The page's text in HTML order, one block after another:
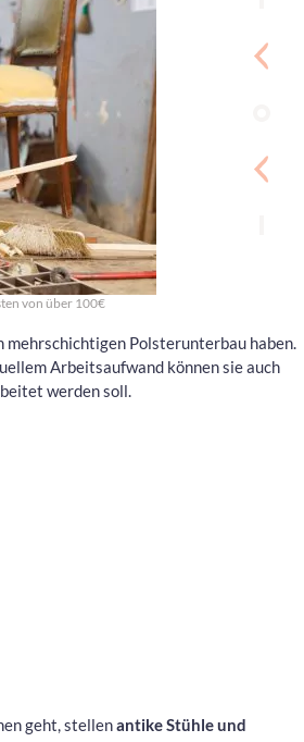
von über 100€
mehrschichtigen Polsterunterbau haben.
Arbeitsaufwand können sie auch
werden soll.
geht, stellenantike Stühle und